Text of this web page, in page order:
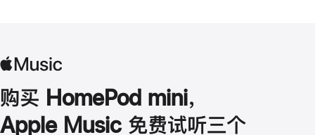
购买 HomePod mini，
Apple Music 免费试听三个